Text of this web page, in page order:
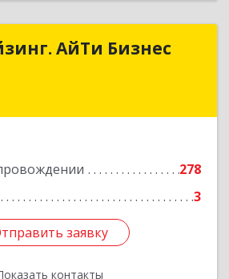
АйТи Бизнес
278
3
заявку
контакты
АйТи Бизнес
Подробнее
заявку
Назад